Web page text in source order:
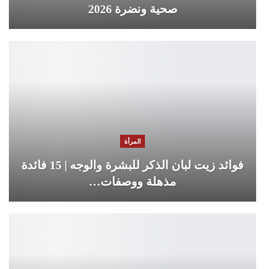
صحية ونضرة 2026
المرأة
فوائد زيت لبان الذكر للبشرة والوجه | 15 فائدة
مذهلة ووصفات…